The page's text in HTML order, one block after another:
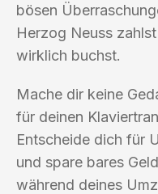
bösen
Herzog Neuss
wirklich buchst.
Mache dir keine
für deinen
Entscheide dich für
und spare bares
während deines